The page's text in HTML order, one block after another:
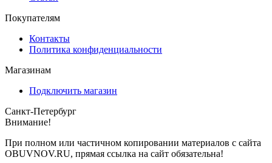
Покупателям
Контакты
Политика конфиденциальности
Магазинам
Подключить магазин
Санкт-Петербург
Внимание!
При полном или частичном копировании материалов с сайта
OBUVNOV.RU, прямая ссылка на сайт обязательна!